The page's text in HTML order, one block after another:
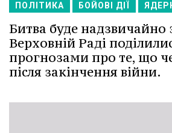
ПОЛІТИКА БОЙОВІ ДІЇ
Битва буде
Верховній Раді
прогнозами про те, що
після закінчення війни.